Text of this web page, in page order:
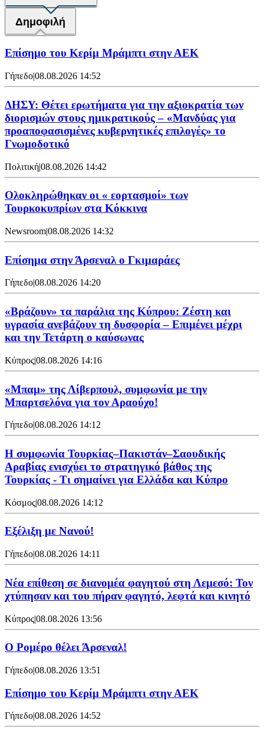
Δημοφιλή
Επίσημο του Κερίμ Μράμπτι στην ΑΕK
Γήπεδο|08.08.2026 14:52
ΔΗΣΥ: Θέτει ερωτήματα για την αξιοκρατία των
διορισμών στους ημικρατικούς – «Μανδύας για
προαποφασισμένες κυβερνητικές επιλογές» το
Γνωμοδοτικό
Πολιτική|08.08.2026 14:42
Ολοκληρώθηκαν οι « εορτασμοί» των
Τουρκοκυπρίων στα Κόκκινα
Newsroom|08.08.2026 14:32
Επίσημα στην Άρσεναλ ο Γκιμαράες
Γήπεδο|08.08.2026 14:20
«Βράζουν» τα παράλια της Κύπρου: Ζέστη και
υγρασία ανεβάζουν τη δυσφορία – Επιμένει μέχρι
και την Τετάρτη ο καύσωνας
Κύπρος|08.08.2026 14:16
«Μπαμ» της Λίβερπουλ, συμφωνία με την
Μπαρτσελόνα για τον Αραούχο!
Γήπεδο|08.08.2026 14:12
Η συμφωνία Τουρκίας–Πακιστάν–Σαουδικής
Αραβίας ενισχύει το στρατηγικό βάθος της
Τουρκίας - Τι σημαίνει για Ελλάδα και Κύπρο
Κόσμος|08.08.2026 14:12
Εξέλιξη με Νανού!
Γήπεδο|08.08.2026 14:11
Νέα επίθεση σε διανομέα φαγητού στη Λεμεσό: Τον
χτύπησαν και του πήραν φαγητό, λεφτά και κινητό
Κύπρος|08.08.2026 13:56
Ο Ρομέρο θέλει Άρσεναλ!
Γήπεδο|08.08.2026 13:51
Επίσημο του Κερίμ Μράμπτι στην ΑΕK
Γήπεδο|08.08.2026 14:52